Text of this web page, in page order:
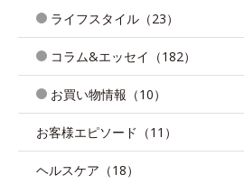
ライフスタイル（23）
コラム&エッセイ（182）
お買い物情報（10）
お客様エピソード（11）
ヘルスケア（18）